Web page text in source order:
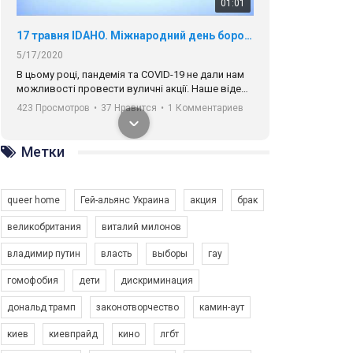
01:01
17 травня IDAHO. Міжнародний день боротьби з гомофобією трансфобією і біфобія.
5/17/2020
В цьому році, пандемія та COVІD-19 не дали нам
можливості провести вуличні акції. Наше відео-
звернення про те, що навіть коли ми у різних
містах та не можемо зустрінеться, ми разом. Ми
закликаємо всіх хто поділяє цінності рівності та
солідарності, приєднатися до нас. Регіональні
підрозділи ГАУ є в 16 областях України.
423 Просмотров • 37 Нравится • 1 Комментариев
Зупинимо насильство проти ЛГБТ в Україні! Stop violence against LGBT in Ukraine!
Емоційний та вражаючий промо-ролік на
Метки
queer home Гей-альянс Украина акция брак
великобритания виталий милонов
владимир путин власть выборы гау
гомофобия дети дискриминация
дональд трамп законотворчество камин-аут
киев киевпрайд кино лгбт